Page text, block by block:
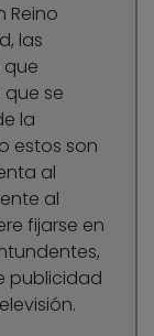
Reino
las
que
se
la
estos son
al
al
fijarse en
publicidad